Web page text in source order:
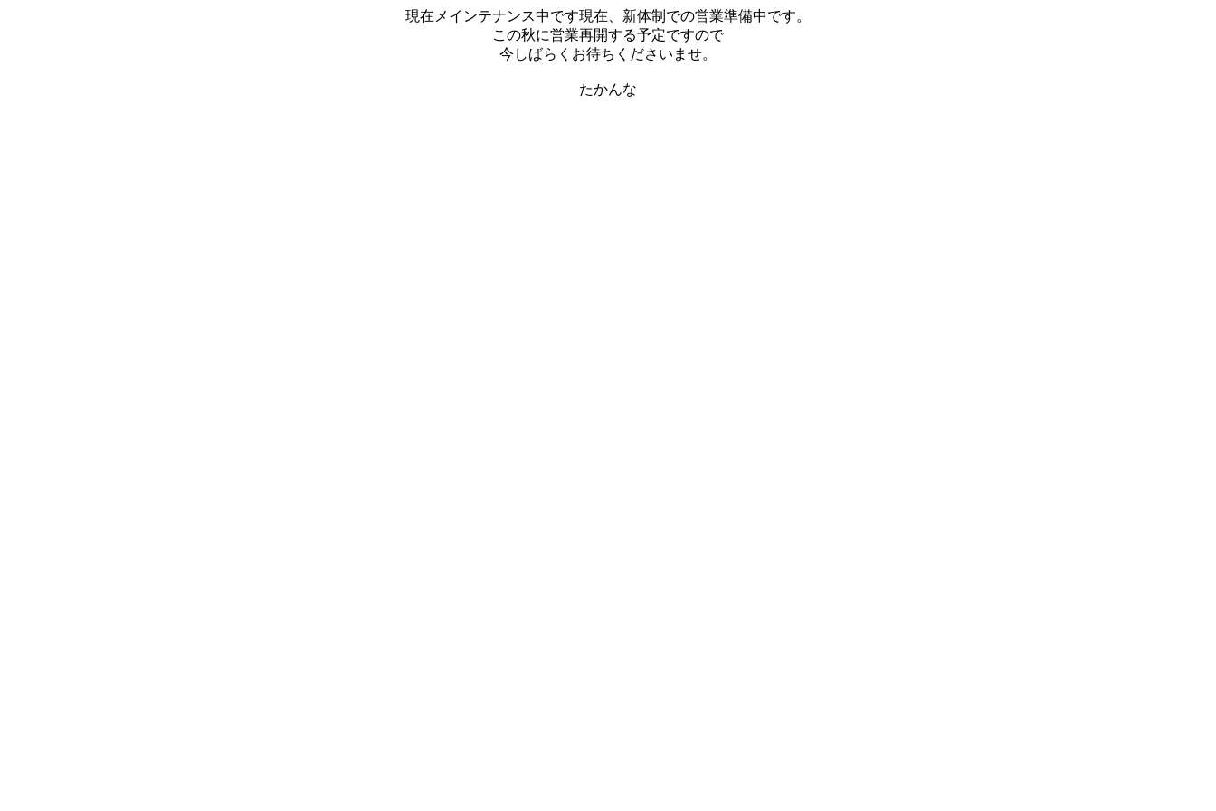
現在メインテナンス中です現在、新体制での営業準備中です。
この秋に営業再開する予定ですので
今しばらくお待ちくださいませ。
たかんな